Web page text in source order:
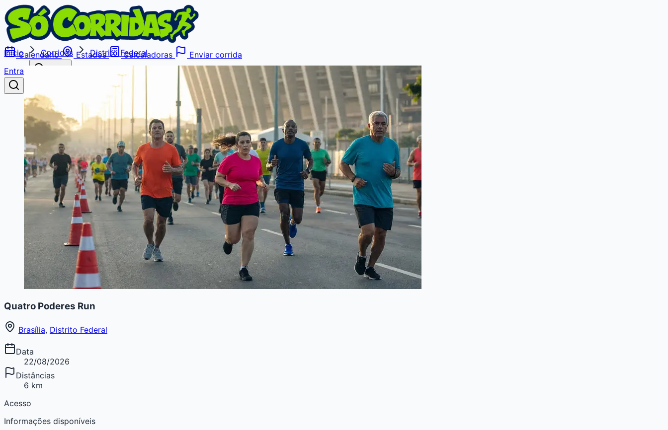
Calendário Estados Calculadoras
Enviar corrida
Entrar
Início Corridas Distrito Federal
Quatro Poderes Run
Brasília, Distrito Federal
Data
22/08/2026
Distâncias
6 km
Acesso
Informações disponíveis